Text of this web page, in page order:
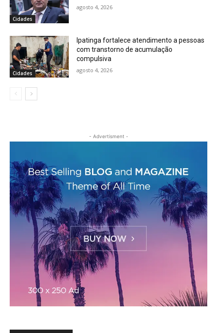
Cidades
agosto 4, 2026
Cidades
Ipatinga fortalece atendimento a pessoas
com transtorno de acumulação
compulsiva
agosto 4, 2026
- Advertisment -